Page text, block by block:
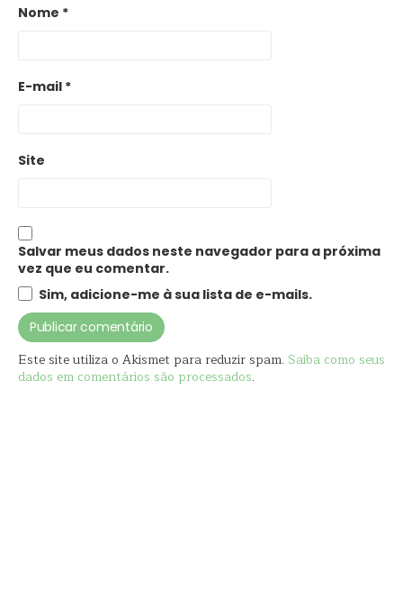
Nome *
E-mail *
Site
Salvar meus dados neste navegador para a próxima
vez que eu comentar.
Sim, adicione-me à sua lista de e-mails.
Este site utiliza o Akismet para reduzir spam. Saiba como seus
dados em comentários são processados.